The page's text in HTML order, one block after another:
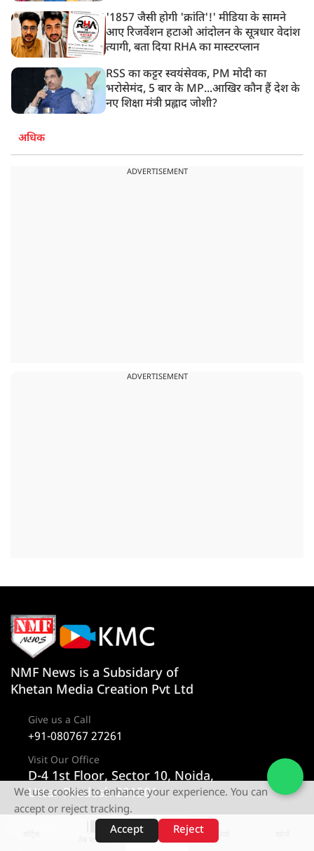
'1857 जैसी होगी 'क्रांति'!' मीडिया के सामने
आए रिजर्वेशन हटाओ आंदोलन के सूत्रधार वेदांश
त्यागी, बता दिया RHA का मास्टरप्लान
RSS का कट्टर स्वयंसेवक, PM मोदी का
भरोसेमंद, 5 बार के MP...आखिर कौन हैं देश के
नए शिक्षा मंत्री प्रह्लाद जोशी?
अधिक
ADVERTISEMENT
ADVERTISEMENT
वेब स्टोरीज़
NMF News is a Subsidary of
Khetan Media Creation Pvt Ltd
Give us a Call
+91-080767 27261
Visit Our Office
D-4 1st Floor, Sector 10, Noida,
Uttar Pradesh 201301
Category
We use cookies to enhance your experience. You can
accept or reject tracking.
Accept
Reject